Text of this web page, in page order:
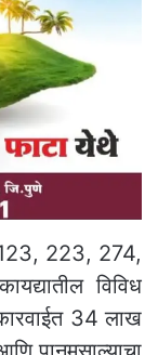
123, 223, 274,
विविध
34 लाख